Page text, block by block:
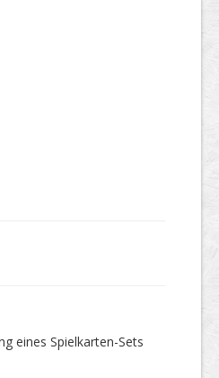
eines Spielkarten-Sets